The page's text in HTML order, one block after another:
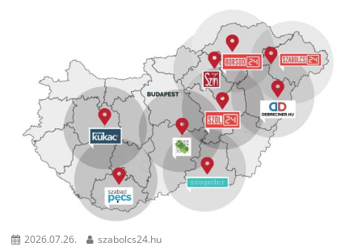
2026.07.26. szabolcs24.hu